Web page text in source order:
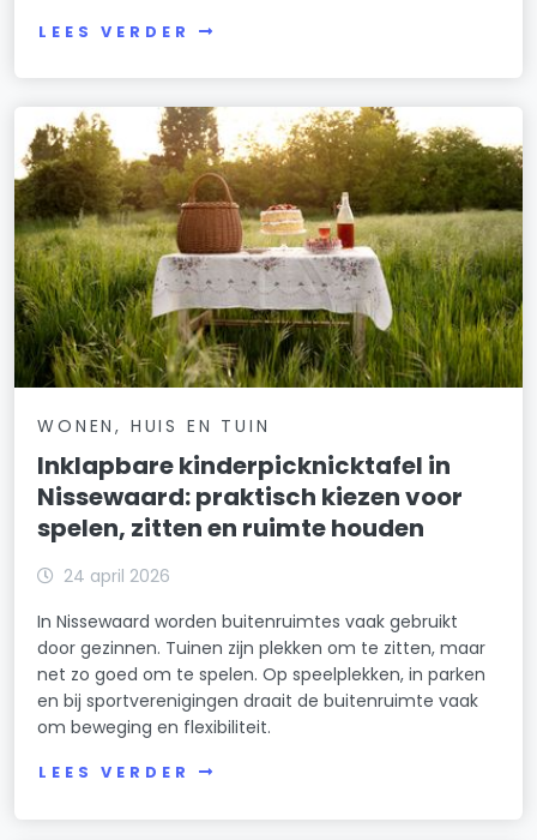
Ristervoorde 27
Ristervoorde 28
Ristervoorde 29
LEES VERDER
WONEN, HUIS EN TUIN
Inklapbare kinderpicknicktafel in
Nissewaard: praktisch kiezen voor
spelen, zitten en ruimte houden
24 april 2026
In Nissewaard worden buitenruimtes vaak gebruikt
door gezinnen. Tuinen zijn plekken om te zitten, maar
net zo goed om te spelen. Op speelplekken, in parken
en bij sportverenigingen draait de buitenruimte vaak
om beweging en flexibiliteit.
LEES VERDER